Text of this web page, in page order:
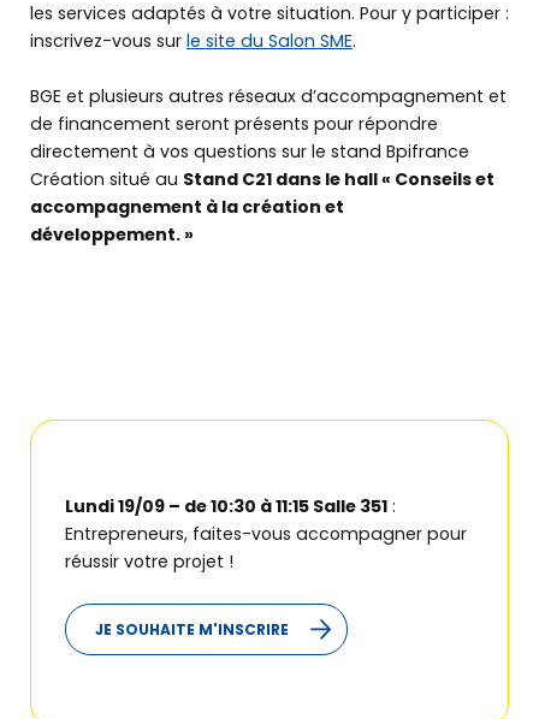
les services adaptés à votre situation. Pour y participer :
inscrivez-vous sur le site du Salon SME.
BGE et plusieurs autres réseaux d’accompagnement et
de financement seront présents pour répondre
directement à vos questions sur le stand Bpifrance
Création situé au Stand C21 dans le hall « Conseils et
accompagnement à la création et
développement. »
Lundi 19/09 – de 10:30 à 11:15 Salle 351 :
Entrepreneurs, faites-vous accompagner pour
réussir votre projet !
JE SOUHAITE M'INSCRIRE